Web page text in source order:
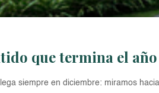
que termina el
siempre en diciembre: miramos